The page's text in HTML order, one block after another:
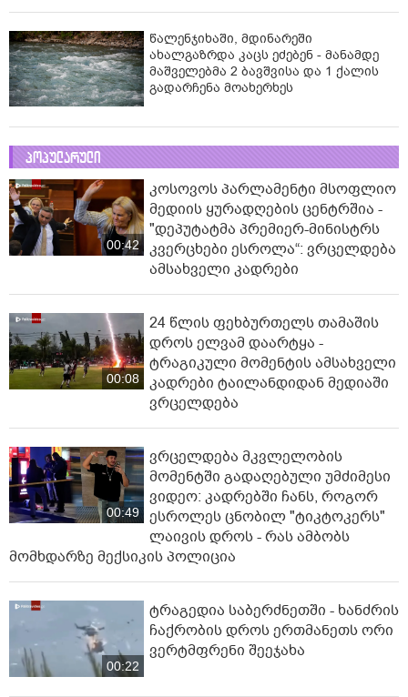
წალენჯიხაში, მდინარეში
ახალგაზრდა კაცს ეძებენ - მანამდე
მაშველებმა 2 ბავშვისა და 1 ქალის
გადარჩენა მოახერხეს
პოპულარული
00:42
კოსოვოს პარლამენტი მსოფლიო
მედიის ყურადღების ცენტრშია -
"დეპუტატმა პრემიერ-მინისტრს
კვერცხები ესროლა“: ვრცელდება
ამსახველი კადრები
00:08
24 წლის ფეხბურთელს თამაშის
დროს ელვამ დაარტყა -
ტრაგიკული მომენტის ამსახველი
კადრები ტაილანდიდან მედიაში
ვრცელდება
00:49
ვრცელდება მკვლელობის
მომენტში გადაღებული უმძიმესი
ვიდეო: კადრებში ჩანს, როგორ
ესროლეს ცნობილ "ტიკტოკერს"
ლაივის დროს - რას ამბობს
მომხდარზე მექსიკის პოლიცია
00:22
ტრაგედია საბერძნეთში - ხანძრის
ჩაქრობის დროს ერთმანეთს ორი
ვერტმფრენი შეეჯახა